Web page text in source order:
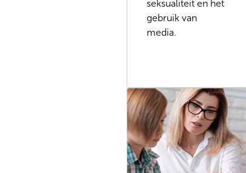
seksualiteit en het
gebruik van
media.